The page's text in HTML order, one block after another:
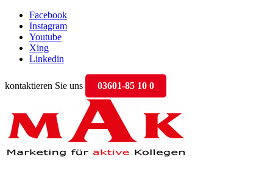
Facebook
Instagram
Youtube
Xing
Linkedin
kontaktieren Sie uns 03601-85 10 0